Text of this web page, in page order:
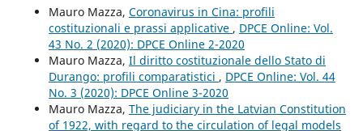
Mauro Mazza, Coronavirus in Cina: profili
costituzionali e prassi applicative , DPCE Online: Vol.
43 No. 2 (2020): DPCE Online 2-2020
Mauro Mazza, Il diritto costituzionale dello Stato di
Durango: profili comparatistici , DPCE Online: Vol. 44
No. 3 (2020): DPCE Online 3-2020
Mauro Mazza, The judiciary in the Latvian Constitution
of 1922, with regard to the circulation of legal models